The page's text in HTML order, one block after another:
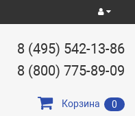
8 (495) 542-13-86
8 (800) 775-89-09
Корзина 0